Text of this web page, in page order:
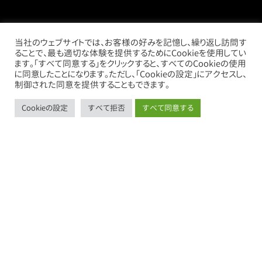
call mail store
当社のウェブサイトでは、お客様の好みを記憶し、繰り返し訪問す
ることで、最も適切な体験を提供するためにCookieを使用してい
ます。「すべて同意する」をクリックすると、すべてのCookieの使用
に同意したことになります。ただし、「Cookieの設定」にアクセスし、
制御された同意を提供することもできます。
Cookieの設定 すべて拒否 すべて同意する